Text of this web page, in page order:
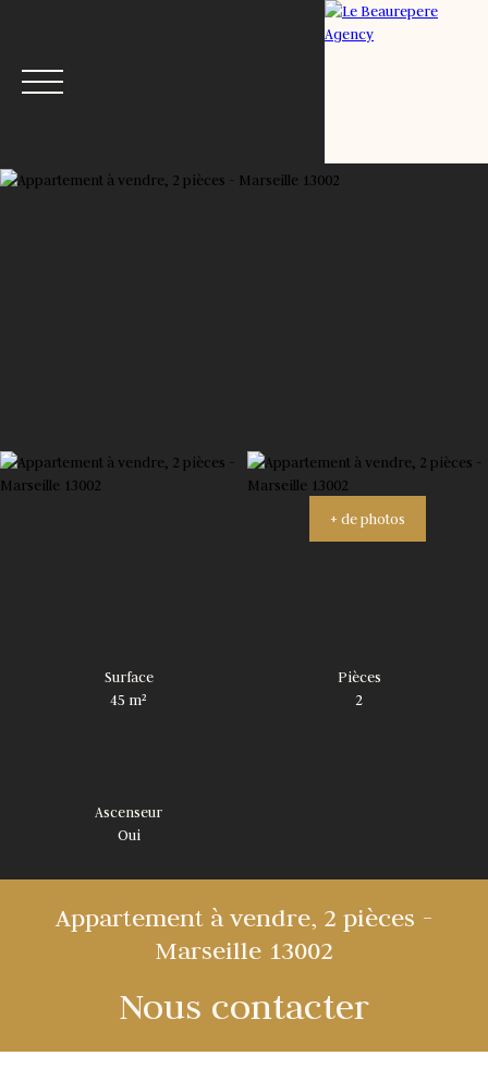
+ de photos
Surface
45 m²
Pièces
2
Ascenseur
Oui
Appartement à vendre, 2 pièces -
Marseille 13002
Nous contacter